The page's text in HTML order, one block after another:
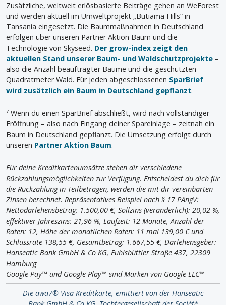
Zusätzliche, weltweit erlösbasierte Beiträge gehen an WeForest
und werden aktuell im Umweltprojekt „Butiama Hills“ in
Tansania eingesetzt. Die Baummaßnahmen in Deutschland
erfolgen über unseren Partner Aktion Baum und die
Technologie von Skyseed. Der grow-index zeigt den
aktuellen Stand unserer Baum- und Waldschutzprojekte –
also die Anzahl beauftragter Bäume und die geschützten
Quadratmeter Wald. Für jeden abgeschlossenen SparBrief
wird zusätzlich ein Baum in Deutschland gepflanzt.
⁷ Wenn du einen SparBrief abschließt, wird nach vollständiger
Eröffnung – also nach Eingang deiner Spareinlage – zeitnah ein
Baum in Deutschland gepflanzt. Die Umsetzung erfolgt durch
unseren Partner Aktion Baum.
Für deine Kreditkartenumsätze stehen dir verschiedene
Rückzahlungsmöglichkeiten zur Verfügung. Entscheidest du dich für
die Rückzahlung in Teilbeträgen, werden die mit dir vereinbarten
Zinsen berechnet. Repräsentatives Beispiel nach § 17 PAngV:
Nettodarlehensbetrag: 1.500,00 €, Sollzins (veränderlich): 20,02 %,
effektiver Jahreszins: 21,96 %, Laufzeit: 12 Monate, Anzahl der
Raten: 12, Höhe der monatlichen Raten: 11 mal 139,00 € und
Schlussrate 138,55 €, Gesamtbetrag: 1.667,55 €, Darlehensgeber:
Hanseatic Bank GmbH & Co KG, Fuhlsbüttler Straße 437, 22309
Hamburg
Google Pay™ und Google Play™ sind Marken von Google LLC™
Die awa7® Visa Kreditkarte, emittiert von der Hanseatic